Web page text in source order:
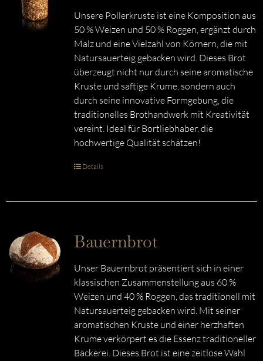
Unsere Pollerkruste ist eine Komposition aus
50 % Weizen und 50 % Roggen, ergänzt durch
Malz und eine Vielzahl von Körnern, die mit
Natursauerteig gebacken wird. Dieses Brot
überzeugt nicht nur durch seine aromatische
Kruste und saftige Krume, sondern auch
durch seine innovative Formgebung, die
traditionelles Brothandwerk mit Kreativität
vereint. Ideal für Bortliebhaber, die
hochwertige Qualität schätzen!
Details
Bauernbrot
Unser Bauernbrot präsentiert sich in einer
klassischen Zusammenstellung aus 60 %
Weizen und 40 % Roggen, das traditionell mit
Natursauerteig gebacken wird. Mit seiner
aromatischen Kruste und einer herzhaften
Krume verkörpert es die Essenz traditioneller
Bäckerei. Dieses Brot ist eine zeitlose Wahl